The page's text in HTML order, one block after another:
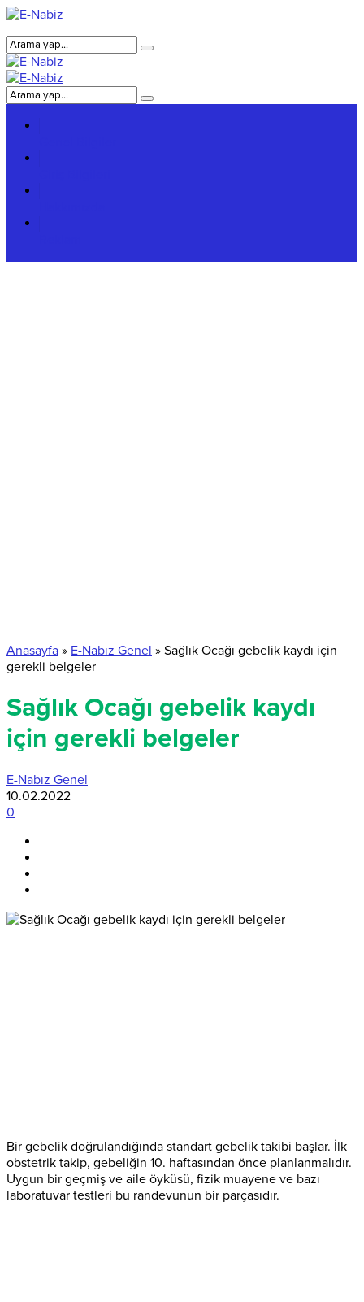
Anasayfa » E-Nabız Genel » Sağlık Ocağı gebelik kaydı için
gerekli belgeler
Sağlık Ocağı gebelik kaydı
için gerekli belgeler
E-Nabız Genel
10.02.2022
0
Bir gebelik doğrulandığında standart gebelik takibi başlar. İlk
obstetrik takip, gebeliğin 10. haftasından önce planlanmalıdır.
Uygun bir geçmiş ve aile öyküsü, fizik muayene ve bazı
laboratuvar testleri bu randevunun bir parçasıdır.